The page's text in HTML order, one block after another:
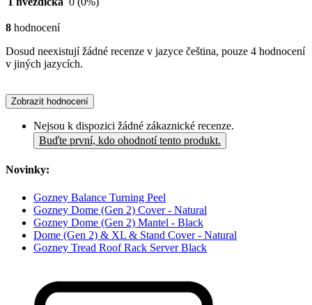
8 hodnocení
Dosud neexistují žádné recenze v jazyce čeština, pouze 4 hodnocení
v jiných jazycích.
Zobrazit hodnocení
Nejsou k dispozici žádné zákaznické recenze.
Buďte první, kdo ohodnotí tento produkt.
Novinky:
Gozney Balance Turning Peel
Gozney Dome (Gen 2) Cover - Natural
Gozney Dome (Gen 2) Mantel - Black
Dome (Gen 2) & XL & Stand Cover - Natural
Gozney Tread Roof Rack Server Black